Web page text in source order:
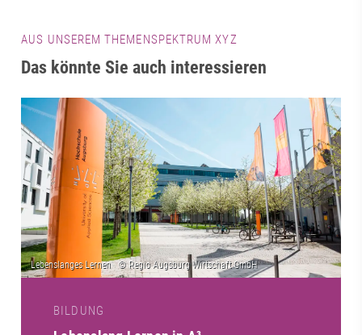
AUS UNSEREM THEMENSPEKTRUM XYZ
Das könnte Sie auch interessieren
BILDUNG